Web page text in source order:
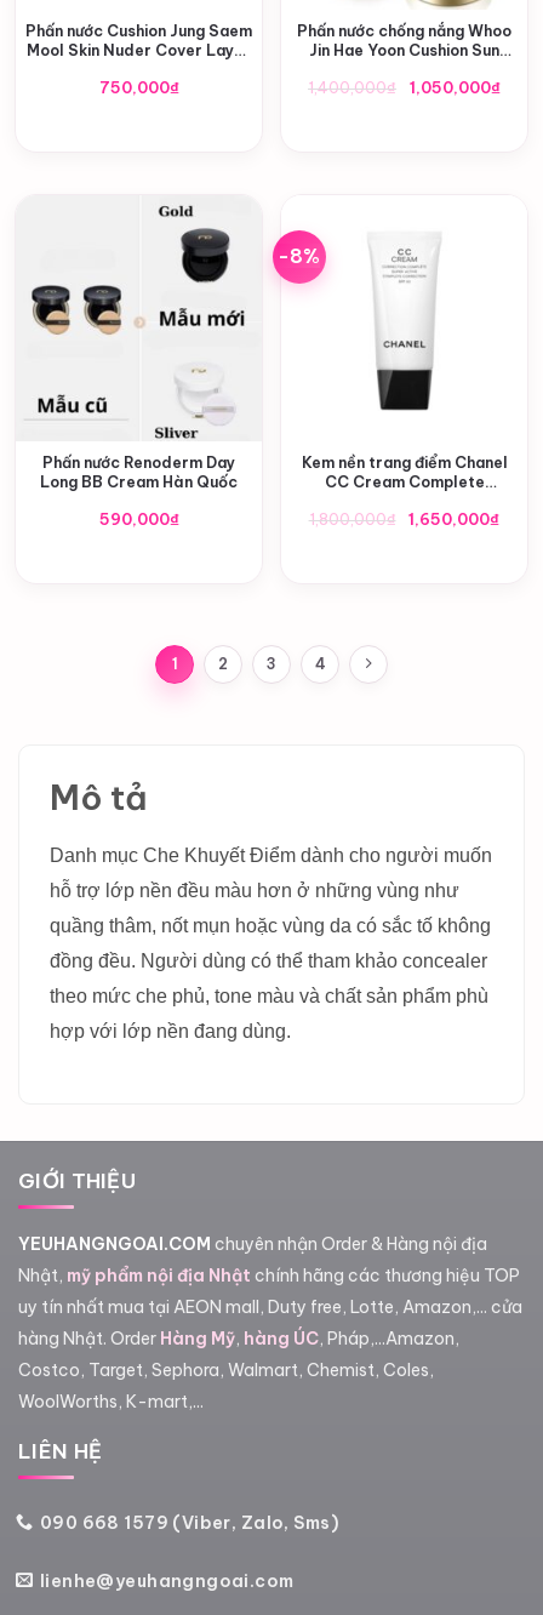
Phấn nước Cushion Jung Saem
Mool Skin Nuder Cover Layer
750,000₫
Phấn nước chống nắng Whoo
Jin Hae Yoon Cushion Sun
1,400,000₫
Giá
1,050,000₫Giá
Phấn nước Renoderm Day
Long BB Cream Hàn Quốc
590,000₫
-8%
Kem nền trang điểm Chanel
CC Cream Complete
1,800,000₫
Giá
1,650,000₫Giá
1 2 3 4
Mô tả
Danh mục Che Khuyết Điểm dành cho người muốn
hỗ trợ lớp nền đều màu hơn ở những vùng như
quầng thâm, nốt mụn hoặc vùng da có sắc tố không
đồng đều. Người dùng có thể tham khảo concealer
theo mức che phủ, tone màu và chất sản phẩm phù
hợp với lớp nền đang dùng.
GIỚI THIỆU
YEUHANGNGOAI.COM chuyên nhận Order & Hàng nội địa
Nhật, mỹ phẩm nội địa Nhật chính hãng các thương hiệu TOP
uy tín nhất mua tại AEON mall, Duty free, Lotte, Amazon,... cửa
hàng Nhật. Order Hàng Mỹ, hàng ÚC, Pháp,...Amazon,
Costco, Target, Sephora, Walmart, Chemist, Coles,
WoolWorths, K-mart,...
LIÊN HỆ
090 668 1579 (Viber, Zalo, Sms)
lienhe@yeuhangngoai.com